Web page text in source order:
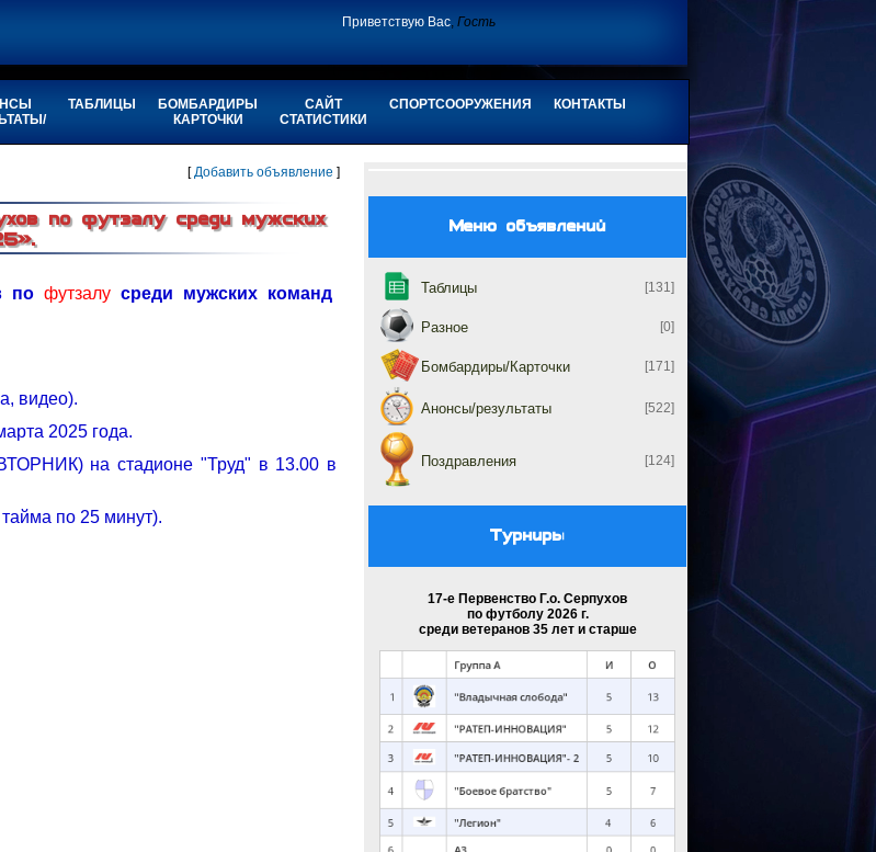
Приветствую Вас,Гость
ТАБЛИЦЫ
БОМБАРДИРЫ
КАРТОЧКИ
САЙТ
СТАТИСТИКИ
СПОРТСООРУЖЕНИЯ КОНТАКТЫ
[Добавить объявление ]
по футзалу среди мужских
по футзалусреди мужских команд
видео).
2025 года.
на стадионе "Труд" в 13.00 в
по 25 минут).
Меню объявлений
Таблицы [131]
Разное [0]
Бомбардиры/Карточки [171]
Анонсы/результаты [522]
Поздравления [124]
Турниры
17-е Первенство Г.о. Серпухов
по футболу 2026 г.
среди ветеранов 35 лет и старше